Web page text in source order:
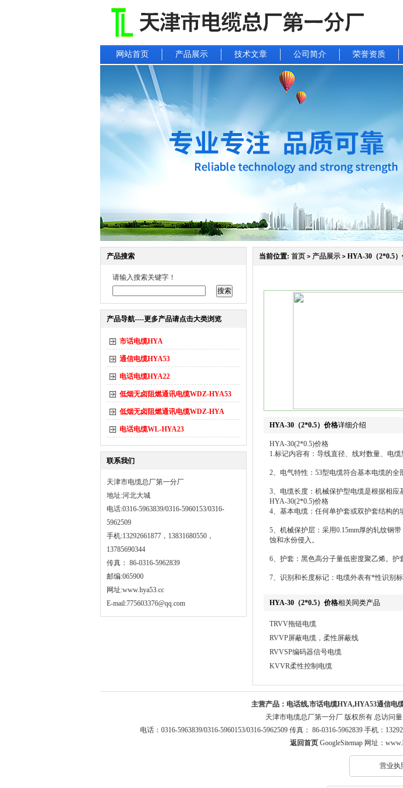
网站首页 产品展示 技术文章 公司简介 荣誉资质
产品搜索
请输入搜索关键字！
产品导航----更多产品请点击大类浏览
市话电缆HYA
通信电缆HYA53
电话电缆HYA22
低烟无卤阻燃通讯电缆WDZ-HYA53
低烟无卤阻燃通讯电缆WDZ-HYA
电话电缆WL-HYA23
联系我们
天津市电缆总厂第一分厂
地址:河北大城
电话:0316-5963839/0316-5960153/0316-
5962509
手机:13292661877，13831680550，
13785690344
传真： 86-0316-5962839
邮编:065900
网址:www.hya53.cc
E-mail:775603376@qq.com
当前位置: 首页 > 产品展示 > HYA-30（2*0.5
HYA-30（2*0.5）价格详细介绍
HYA-30(2*0.5)价格
1.标记内容有：导线直径、线对数量、电
2、电气特性：53型电缆符合基本电缆的全
3、电缆长度：机械保护型电缆是根据相应
HYA-30(2*0.5)价格
4、基本电缆：任何单护套或双护套结构的
5、机械保护层：采用0.15mm厚的轧纹钢
蚀和水份侵入。
6、护套：黑色高分子量低密度聚乙烯。护
7、识别和长度标记：电缆外表有*性识别
HYA-30（2*0.5）价格相关同类产品
TRVV拖链电缆
RVVP屏蔽电缆，柔性屏蔽线
RVVSP编码器信号电缆
KVVR柔性控制电缆
主营产品： 电话线,市话电缆HYA,HYA53通信电
天津市电缆总厂第一分厂 版权所有 总访问量
电话：0316-5963839/0316-5960153/0316-5962509 传真： 86-0316-5962839 手机：
返回首页 GoogleSitemap网址：
营业执